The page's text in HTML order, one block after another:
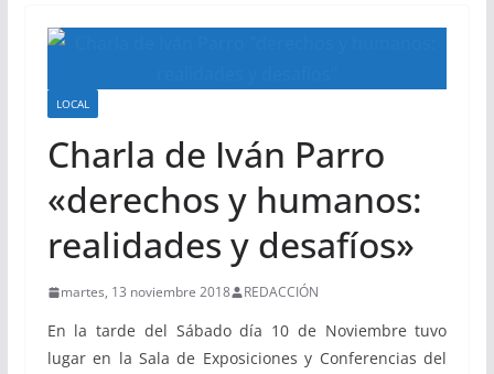
LOCAL
Charla de Iván Parro
«derechos y humanos:
realidades y desafíos»
martes, 13 noviembre 2018 REDACCIÓN
En la tarde del Sábado día 10 de Noviembre tuvo
lugar en la Sala de Exposiciones y Conferencias del